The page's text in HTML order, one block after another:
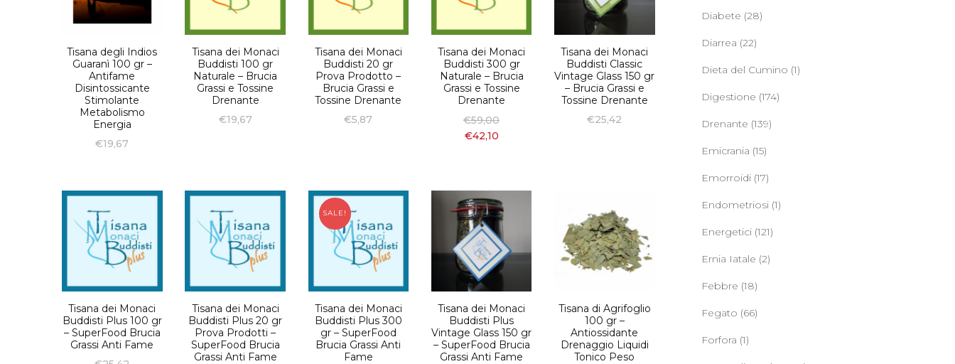
Tisana degli Indios
Guaranì 100 gr –
Antifame
Disintossicante
Stimolante
Metabolismo
Energia
€19,67
Tisana dei Monaci
Buddisti 100 gr
Naturale – Brucia
Grassi e Tossine
Drenante
€19,67
Tisana dei Monaci
Buddisti 20 gr
Prova Prodotto –
Brucia Grassi e
Tossine Drenante
€5,87
Tisana dei Monaci
Buddisti 300 gr
Naturale – Brucia
Grassi e Tossine
Drenante
€59,00
€42,10
Tisana dei Monaci
Buddisti Classic
Vintage Glass 150 gr
– Brucia Grassi e
Tossine Drenante
€25,42
Tisana dei Monaci
Buddisti Plus 100 gr
– SuperFood Brucia
Grassi Anti Fame
Tisana dei Monaci
Buddisti Plus 20 gr
Prova Prodotti –
SuperFood Brucia
Grassi Anti Fame
SALE!
Tisana dei Monaci
Buddisti Plus 300
gr – SuperFood
Brucia Grassi Anti
Fame
Tisana dei Monaci
Buddisti Plus
Vintage Glass 150 gr
– SuperFood Brucia
Grassi Anti Fame
Tisana di Agrifoglio
100 gr –
Antiossidante
Drenaggio Liquidi
Tonico Peso
Diabete (28)
Diarrea (22)
Dieta del Cumino (1)
Digestione (174)
Drenante (139)
Emicrania (15)
Emorroidi (17)
Endometriosi (1)
Energetici (121)
Ernia Iatale (2)
Febbre (18)
Fegato (66)
Forfora (1)